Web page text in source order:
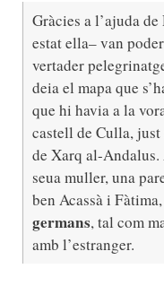
Gràcies a l’ajuda
estat ella– van
vertader
deia el mapa que
que hi havia a la
castell de Culla,
de Xarq al-
seua muller, una
ben Acassà i
germans, tal com
amb l’estranger.